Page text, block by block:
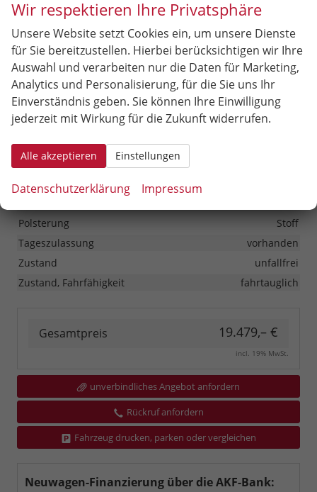
Sonstiges
Antriebsart
Verbrennungsmotor (ICE)
Anzahl Sitzplätze
5
Anzahl Türen
5-türig
Erstzulassung
02.03.2026
Garantieleistung
Fahrzeuggarantie
Innenausstattung
Kilometerstand
Leergewicht
Polsterung
Stoff
Tageszulassung
vorhanden
Zustand
unfallfrei
Zustand, Fahrfähigkeit
fahrtauglich
Gesamtpreis 19.479,– €
incl. 19% MwSt.
unverbindliches Angebot anfordern
Rückruf anfordern
Fahrzeug drucken, parken oder vergleichen
Neuwagen-Finanzierung über die AKF-Bank:
Wir respektieren Ihre Privatsphäre
Unsere Website setzt Cookies ein, um unsere Dienste
für Sie bereitzustellen. Hierbei berücksichtigen wir Ihre
Auswahl und verarbeiten nur die Daten für Marketing,
Analytics und Personalisierung, für die Sie uns Ihr
Einverständnis geben. Sie können Ihre Einwilligung
jederzeit mit Wirkung für die Zukunft widerrufen.
Alle akzeptieren Einstellungen
Datenschutzerklärung Impressum